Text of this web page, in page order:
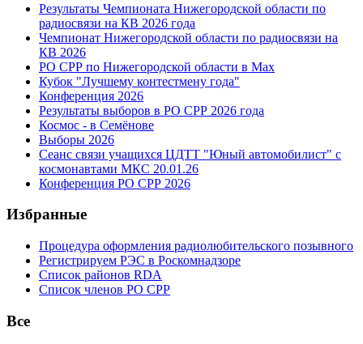
Результаты Чемпионата Нижегородской области по
радиосвязи на КВ 2026 года
Чемпионат Нижегородской области по радиосвязи на
КВ 2026
РО СРР по Нижегородской области в Max
Кубок "Лучшему контестмену года"
Конференция 2026
Результаты выборов в РО СРР 2026 года
Космос - в Семёнове
Выборы 2026
Сеанс связи учащихся ЦДТТ "Юный автомобилист" с
космонавтами МКС 20.01.26
Конференция РО СРР 2026
Избранные
Процедура оформления радиолюбительского позывного
Регистрируем РЭС в Роскомнадзоре
Список районов RDA
Список членов РО СРР
Все